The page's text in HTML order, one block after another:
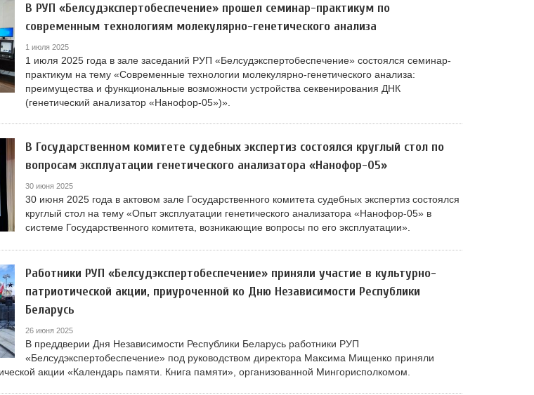
В РУП «Белсудэкспертобеспечение» прошел семинар-практикум по
современным технологиям молекулярно-генетического анализа
1 июля 2025
1 июля 2025 года в зале заседаний РУП «Белсудэкспертобеспечение» состоялся семинар-
практикум на тему «Современные технологии молекулярно-генетического анализа:
преимущества и функциональные возможности устройства секвенирования ДНК
(генетический анализатор «Нанофор-05»)».
В Государственном комитете судебных экспертиз состоялся круглый стол по
вопросам эксплуатации генетического анализатора «Нанофор-05»
30 июня 2025
30 июня 2025 года в актовом зале Государственного комитета судебных экспертиз состоялся
круглый стол на тему «Опыт эксплуатации генетического анализатора «Нанофор-05» в
системе Государственного комитета, возникающие вопросы по его эксплуатации».
Работники РУП «Белсудэкспертобеспечение» приняли участие в культурно-
патриотической акции, приуроченной ко Дню Независимости Республики
Беларусь
26 июня 2025
В преддверии Дня Независимости Республики Беларусь работники РУП
«Белсудэкспертобеспечение» под руководством директора Максима Мищенко приняли
акции «Календарь памяти. Книга памяти», организованной Мингорисполкомом.